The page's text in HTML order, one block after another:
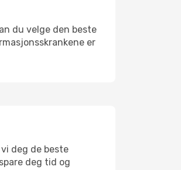
du velge den beste
er
deg de beste
deg tid og